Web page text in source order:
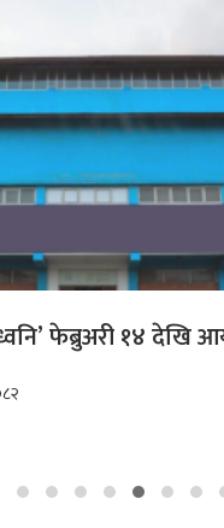
कालीभक्त पन्त नेपाली
पुरस्कार